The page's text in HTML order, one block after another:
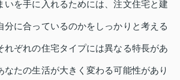
いを手に入れるためには、注文住宅と建
分に合っているのかをしっかりと考える
れぞれの住宅タイプには異なる特長があ
なたの生活が大きく変わる可能性があり